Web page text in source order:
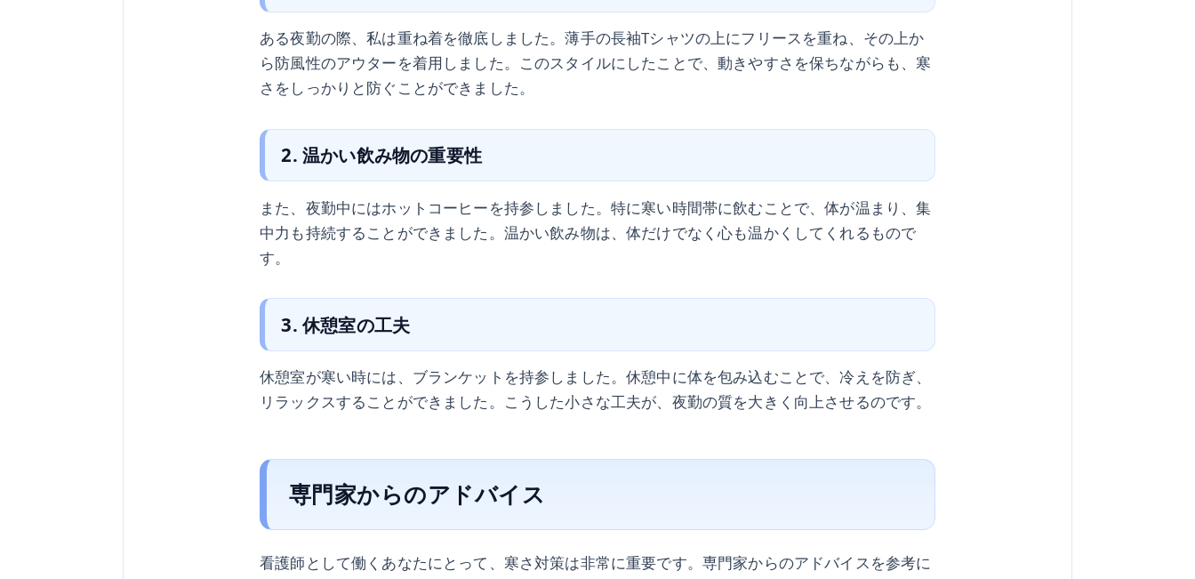
ある夜勤の際、私は重ね着を徹底しました。薄手の長袖Tシャツの上にフリースを重ね、その上か
ら防風性のアウターを着用しました。このスタイルにしたことで、動きやすさを保ちながらも、寒
さをしっかりと防ぐことができました。
2. 温かい飲み物の重要性
また、夜勤中にはホットコーヒーを持参しました。特に寒い時間帯に飲むことで、体が温まり、集
中力も持続することができました。温かい飲み物は、体だけでなく心も温かくしてくれるもので
す。
3. 休憩室の工夫
休憩室が寒い時には、ブランケットを持参しました。休憩中に体を包み込むことで、冷えを防ぎ、
リラックスすることができました。こうした小さな工夫が、夜勤の質を大きく向上させるのです。
専門家からのアドバイス
看護師として働くあなたにとって、寒さ対策は非常に重要です。専門家からのアドバイスを参考に